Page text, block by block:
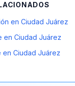
en Ciudad Juárez
en Ciudad Juárez
en Ciudad Juárez